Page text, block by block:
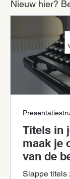
Nieuw hier?
Titels in
maak je
van de
slide!
Slappe titels